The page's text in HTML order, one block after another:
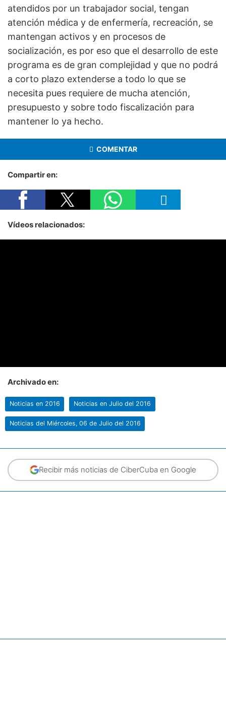
atendidos por un trabajador social, tengan
atención médica y de enfermería, recreación, se
mantengan activos y en procesos de
socialización, es por eso que el desarrollo de este
programa es de gran complejidad y que no podrá
a corto plazo extenderse a todo lo que se
necesita pues requiere de mucha atención,
presupuesto y sobre todo fiscalización para
mantener lo ya hecho.
COMENTAR
Compartir en:
Vídeos relacionados:
Archivado en:
Noticias en 2016 Noticias en Julio del 2016
Noticias del Miércoles, 06 de Julio del 2016
Recibir más noticias de CiberCuba en Google